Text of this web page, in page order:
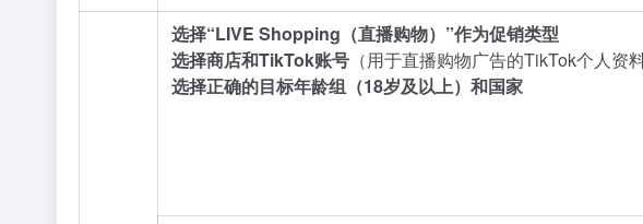
选择“LIVE Shopping（直播购物）”作为促销类型
选择商店和TikTok账号 （用于直播购物广告的TikTok个人资料
选择正确的目标年龄组（18岁及以上）和国家